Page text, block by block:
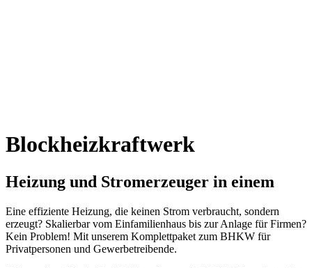
Blockheizkraftwerk
Heizung und Stromerzeuger in einem
Eine effiziente Heizung, die keinen Strom verbraucht, sondern
erzeugt? Skalierbar vom Einfamilienhaus bis zur Anlage für Firmen?
Kein Problem! Mit unserem Komplettpaket zum BHKW für
Privatpersonen und Gewerbetreibende.